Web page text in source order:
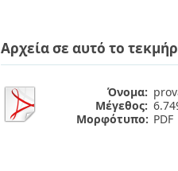
Αρχεία σε αυτό το
Όνομα:
Μέγεθος:
Μορφότυπο: PDF